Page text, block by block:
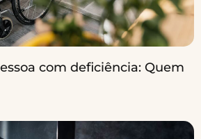
com deficiência: Quem